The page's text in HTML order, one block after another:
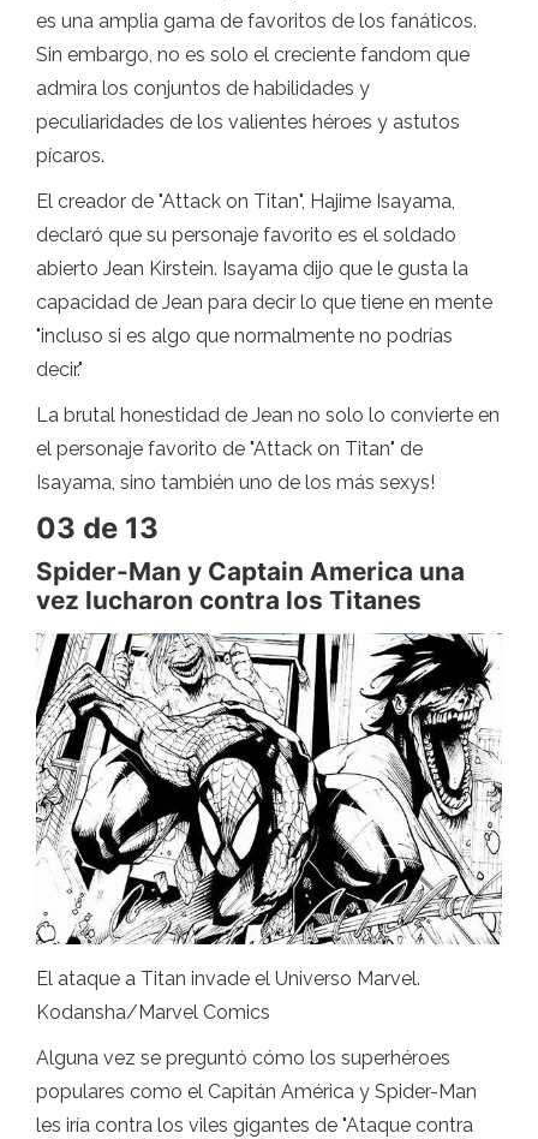
es una amplia gama de favoritos de los fanáticos.
Sin embargo, no es solo el creciente fandom que
admira los conjuntos de habilidades y
peculiaridades de los valientes héroes y astutos
pícaros.
El creador de "Attack on Titan", Hajime Isayama,
declaró que su personaje favorito es el soldado
abierto Jean Kirstein. Isayama dijo que le gusta la
capacidad de Jean para decir lo que tiene en mente
"incluso si es algo que normalmente no podrías
decir."
La brutal honestidad de Jean no solo lo convierte en
el personaje favorito de "Attack on Titan" de
Isayama, sino también uno de los más sexys!
03 de 13
Spider-Man y Captain America una
vez lucharon contra los Titanes
El ataque a Titan invade el Universo Marvel.
Kodansha/Marvel Comics
Alguna vez se preguntó cómo los superhéroes
populares como el Capitán América y Spider-Man
les iría contra los viles gigantes de "Ataque contra